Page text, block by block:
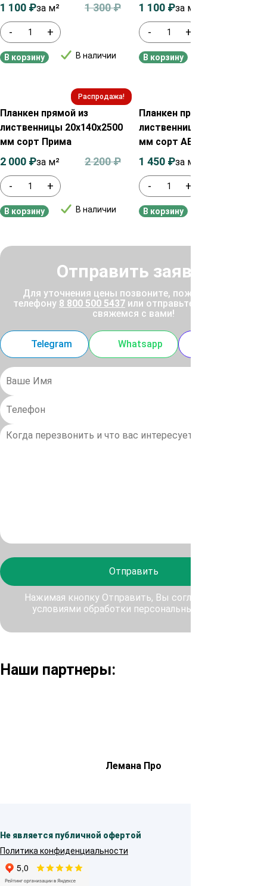
- +
В наличии
1 300₽
1 100 ₽за м²
В корзину
- +
1 100 ₽за м²
В корзину
Распродажа!
Планкен прямой из
лиственницы 20х140х2500
мм сорт Прима
- +
В наличии
2 200₽
2 000 ₽за м²
В корзину
Планкен прямой из
лиственницы 20х140х2500
мм сорт АВ
- +
1 450 ₽за м²
В корзину
Отправить заявку
Для уточнения цены позвоните, пожалуйста, по
телефону 8 800 500 5437 или отправьте заявку, и мы
свяжемся с вами!
Telegram Whatsapp
Отправить
Нажимая кнопку Отправить, Вы соглашаетесь с
условиями обработки персональных данных
Наши партнеры:
Лемана Про
Не является публичной офертой
Политика конфиденциальности